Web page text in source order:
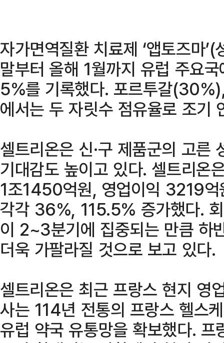
자가면역질환 치료제 ‘앱토즈마
말부터 올해 1월까지 유럽 주요
5%를 기록했다. 포르투갈
에서는 두 자릿수 점유율로 조기
셀트리온은 신·구 제품군의 고른
기대감도 높이고 있다. 셀트리온
1조1450억원, 영업이익 3219억
각각 36%, 115.5% 증가했다.
이 2~3분기에 집중되는 만큼 하
더욱 가팔라질 것으로 보고 있다.
셀트리온은 최근 프랑스 현지 영
사는 114년 전통의 프랑스 헬스
유럽 약국 유통망을 확보했다.